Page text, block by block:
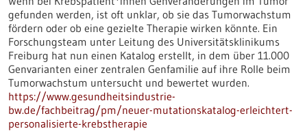
gefunden werden, ist oft unklar, ob sie das Tumorwachstum
fördern oder ob eine gezielte Therapie wirken könnte. Ein
Forschungsteam unter Leitung des Universitätsklinikums
Freiburg hat nun einen Katalog erstellt, in dem über 11.000
Genvarianten einer zentralen Genfamilie auf ihre Rolle beim
Tumorwachstum untersucht und bewertet wurden.
https://www.gesundheitsindustrie-
bw.de/fachbeitrag/pm/neuer-mutationskatalog-erleichtert-
personalisierte-krebstherapie